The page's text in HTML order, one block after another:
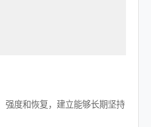
强度和恢复，建立能够长期坚持